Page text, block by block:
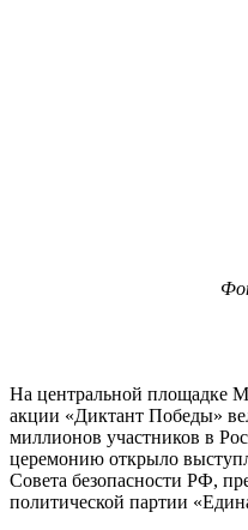
На центральной площадке
акции «Диктант Победы»
миллионов участников в
церемонию открыло
Совета безопасности РФ,
политической партии